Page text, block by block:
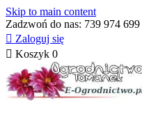
Skip to main content
Zadzwoń do nas: 739 974 699
 Zaloguj się
 Koszyk 0